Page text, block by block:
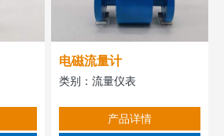
电磁流量计
类别：流量仪表
产品详情